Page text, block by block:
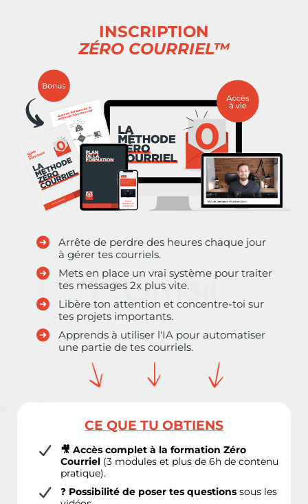
INSCRIPTION
ZÉRO COURRIEL™
Arrête de perdre des heures chaque jour
à gérer tes courriels.
Mets en place un vrai système pour traiter
tes messages 2x plus vite.
Libère ton attention et concentre-toi sur
tes projets importants.
Apprends à utiliser l'IA pour automatiser
une partie de tes courriels.
CE QUE TU OBTIENS
🎥 Accès complet à la formation Zéro
Courriel (3 modules et plus de 6h de contenu
pratique).
❓ Possibilité de poser tes questions sous les